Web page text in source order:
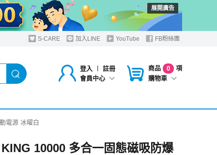
展開廣告
S-CARE 加入LINE YouTube FB粉絲團
登入 ︱
註冊
會員中心
商品 0
項
購物車
電源 冰曜白
10000 多合一固態磁吸防爆